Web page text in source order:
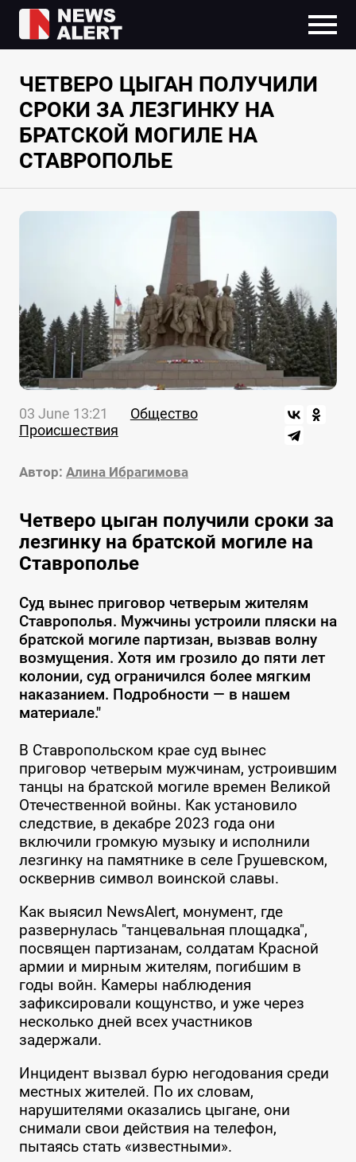
ЧЕТВЕРО ЦЫГАН ПОЛУЧИЛИ
СРОКИ ЗА ЛЕЗГИНКУ НА
БРАТСКОЙ МОГИЛЕ НА
СТАВРОПОЛЬЕ
03 June 13:21
Общество
Происшествия
Автор: Алина Ибрагимова
Четверо цыган получили сроки за
лезгинку на братской могиле на
Ставрополье
Суд вынес приговор четверым жителям
Ставрополья. Мужчины устроили пляски на
братской могиле партизан, вызвав волну
возмущения. Хотя им грозило до пяти лет
колонии, суд ограничился более мягким
наказанием. Подробности — в нашем
материале."
В Ставропольском крае суд вынес
приговор четверым мужчинам, устроившим
танцы на братской могиле времен Великой
Отечественной войны. Как установило
следствие, в декабре 2023 года они
включили громкую музыку и исполнили
лезгинку на памятнике в селе Грушевском,
осквернив символ воинской славы.
Как выясил NewsAlert, монумент, где
развернулась "танцевальная площадка",
посвящен партизанам, солдатам Красной
армии и мирным жителям, погибшим в
годы войн. Камеры наблюдения
зафиксировали кощунство, и уже через
несколько дней всех участников
задержали.
Инцидент вызвал бурю негодования среди
местных жителей. По их словам,
нарушителями оказались цыгане, они
снимали свои действия на телефон,
пытаясь стать «известными».